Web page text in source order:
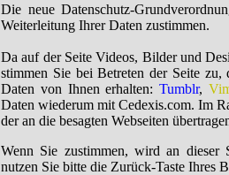
Die neue Datenschutz-
Weiterleitung Ihrer Daten zustimmen.
Da auf der Seite Videos, Bilder und
stimmen Sie bei Betreten der Seite zu,
Daten von Ihnen erhalten:Tumblr,
Daten wiederum mit Cedexis.com. Im
der an die besagten Webseiten
Wenn Sie zustimmen, wird an dieser
nutzen Sie bitte die Zurück-Taste Ihres